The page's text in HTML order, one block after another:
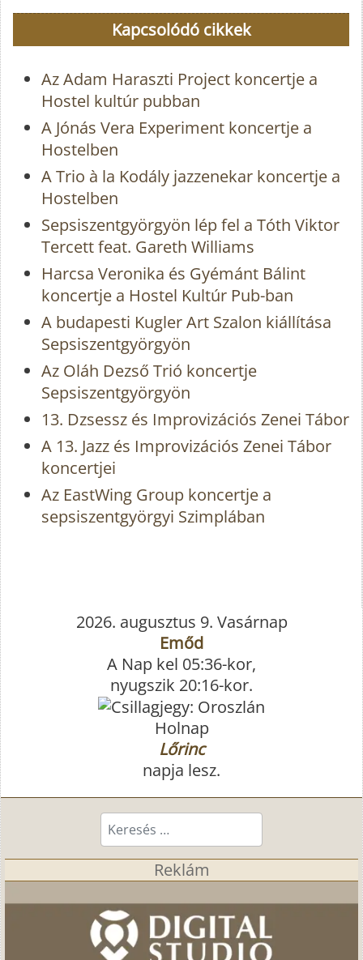
Kapcsolódó cikkek
Az Adam Haraszti Project koncertje a
Hostel kultúr pubban
A Jónás Vera Experiment koncertje a
Hostelben
A Trio à la Kodály jazzenekar koncertje a
Hostelben
Sepsiszentgyörgyön lép fel a Tóth Viktor
Tercett feat. Gareth Williams
Harcsa Veronika és Gyémánt Bálint
koncertje a Hostel Kultúr Pub-ban
A budapesti Kugler Art Szalon kiállítása
Sepsiszentgyörgyön
Az Oláh Dezső Trió koncertje
Sepsiszentgyörgyön
13. Dzsessz és Improvizációs Zenei Tábor
A 13. Jazz és Improvizációs Zenei Tábor
koncertjei
Az EastWing Group koncertje a
sepsiszentgyörgyi Szimplában
2026. augusztus 9. Vasárnap
Emőd
A Nap kel 05:36-kor,
nyugszik 20:16-kor.
Holnap
Lőrinc
napja lesz.
Keresés...
Reklám